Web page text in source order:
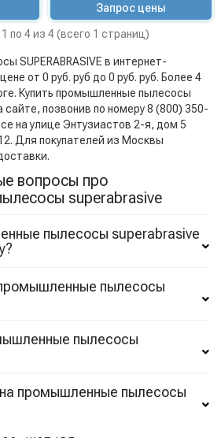
Запрос цены
по 4 из 4 (всего 1 страниц)
SUPERABRASIVE в интернет-
от 0 руб. руб до 0 руб. руб. Более 4
Купить промышленные пылесосы
позвонив по номеру 8 (800) 350-
на улице Энтузиастов 2-я, дом 5
Для покупателей из Москвы
вопросы про
superabrasive
пылесосы superabrasive
пылесосы
пылесосы
на промышленные пылесосы